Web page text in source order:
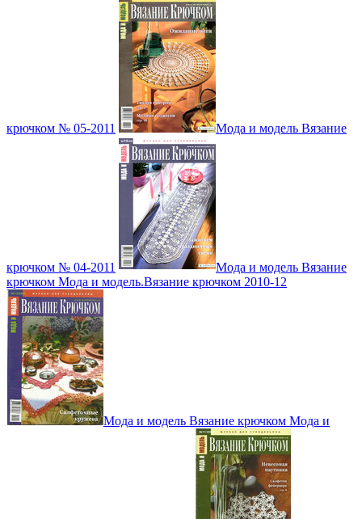
крючком № 05-2011 Мода и модель Вязание
крючком № 04-2011
Мода и модель Вязание
крючком Мода и модель.Вязание крючком 2010-12
Мода и модель Вязание крючком Мода и